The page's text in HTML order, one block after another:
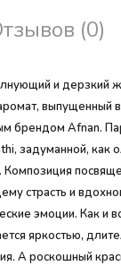
(0)
и дерзкий
выпущенный
брендом Afnan.
задуманной, как
Композиция
страсть и
эмоции. Как и
яркостью,
А роскошный